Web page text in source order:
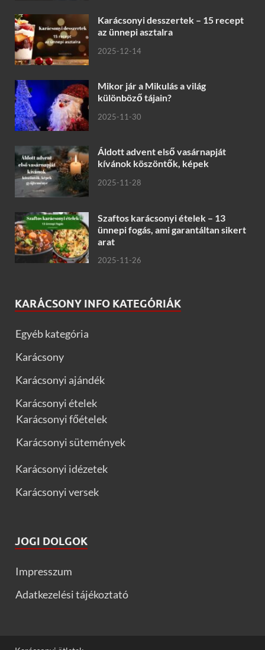
Karácsonyi desszertek – 15 recept
az ünnepi asztalra
2025-12-14
Mikor jár a Mikulás a világ
különböző tájain?
2025-11-30
Áldott advent első vasárnapját
kívánok köszöntők, képek
2025-11-28
Szaftos karácsonyi ételek – 13
ünnepi fogás, ami garantáltan sikert
arat
2025-11-26
KARÁCSONY INFO KATEGÓRIÁK
Egyéb kategória
Karácsony
Karácsonyi ajándék
Karácsonyi ételek
Karácsonyi főételek
Karácsonyi sütemények
Karácsonyi idézetek
Karácsonyi versek
JOGI DOLGOK
Impresszum
Adatkezelési tájékoztató